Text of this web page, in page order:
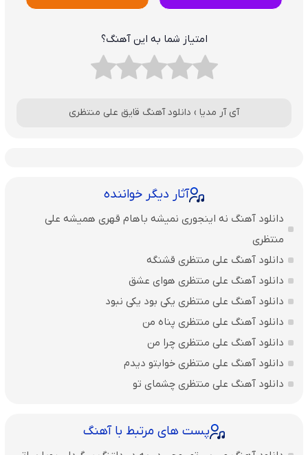
امتیاز شما به این آهنگ؟
آی آر مدیا › دانلود آهنگ قایق علی منتظری
آثار دیگر خواننده
دانلود آهنگ نه اینجوری نمیشه باهام قهری همیشه علی
منتظری
دانلود آهنگ علی منتظری قشنگه
دانلود آهنگ علی منتظری هوای عشق
دانلود آهنگ علی منتظری یکی بود یکی نبود
دانلود آهنگ علی منتظری پناه من
دانلود آهنگ علی منتظری چرا من
دانلود آهنگ علی منتظری خوابتو دیدم
دانلود آهنگ علی منتظری چشمای تو
پست های مرتبط با آهنگ